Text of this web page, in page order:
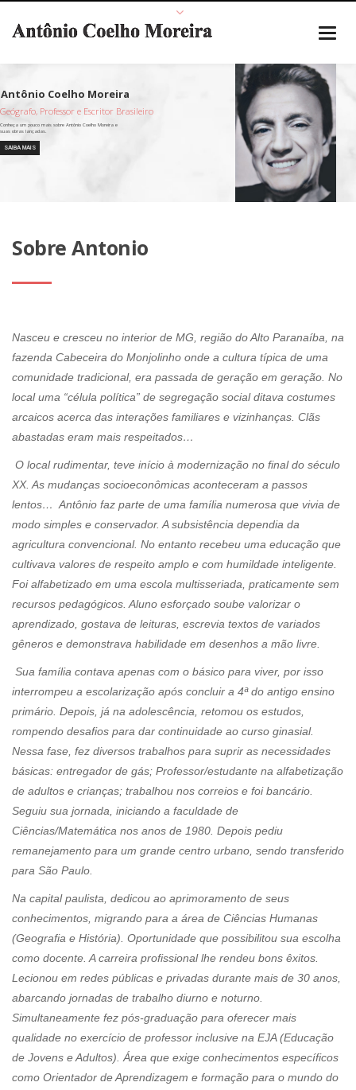
Geógrafo, Professor e Escritor Brasileiro
SAIBA MAIS
Sobre Antonio
Nasceu e cresceu no interior de MG, região do Alto Paranaíba, na
fazenda Cabeceira do Monjolinho onde a cultura típica de uma
comunidade tradicional, era passada de geração em geração. No
local uma “célula política” de segregação social ditava costumes
arcaicos acerca das interações familiares e vizinhanças. Clãs
abastadas eram mais respeitados…
O local rudimentar, teve início à modernização no final do século
XX. As mudanças socioeconômicas aconteceram a passos
lentos… Antônio faz parte de uma família numerosa que vivia de
modo simples e conservador. A subsistência dependia da
agricultura convencional. No entanto recebeu uma educação que
cultivava valores de respeito amplo e com humildade inteligente.
Foi alfabetizado em uma escola multisseriada, praticamente sem
recursos pedagógicos. Aluno esforçado soube valorizar o
aprendizado, gostava de leituras, escrevia textos de variados
gêneros e demonstrava habilidade em desenhos a mão livre.
Sua família contava apenas com o básico para viver, por isso
interrompeu a escolarização após concluir a 4ª do antigo ensino
primário. Depois, já na adolescência, retomou os estudos,
rompendo desafios para dar continuidade ao curso ginasial.
Nessa fase, fez diversos trabalhos para suprir as necessidades
básicas: entregador de gás; Professor/estudante na alfabetização
de adultos e crianças; trabalhou nos correios e foi bancário.
Seguiu sua jornada, iniciando a faculdade de
Ciências/Matemática nos anos de 1980. Depois pediu
remanejamento para um grande centro urbano, sendo transferido
para São Paulo.
Na capital paulista, dedicou ao aprimoramento de seus
conhecimentos, migrando para a área de Ciências Humanas
(Geografia e História). Oportunidade que possibilitou sua escolha
como docente. A carreira profissional lhe rendeu bons êxitos.
Lecionou em redes públicas e privadas durante mais de 30 anos,
abarcando jornadas de trabalho diurno e noturno.
Simultaneamente fez pós-graduação para oferecer mais
qualidade no exercício de professor inclusive na EJA (Educação
de Jovens e Adultos). Área que exige conhecimentos específicos
como Orientador de Aprendizagem e formação para o mundo do